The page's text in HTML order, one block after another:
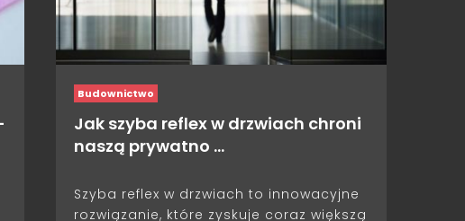
Budownictwo
Jak szyba reflex w drzwiach chroni
naszą prywatno …
Szyba reflex w drzwiach to innowacyjne
rozwiązanie, które zyskuje coraz większą